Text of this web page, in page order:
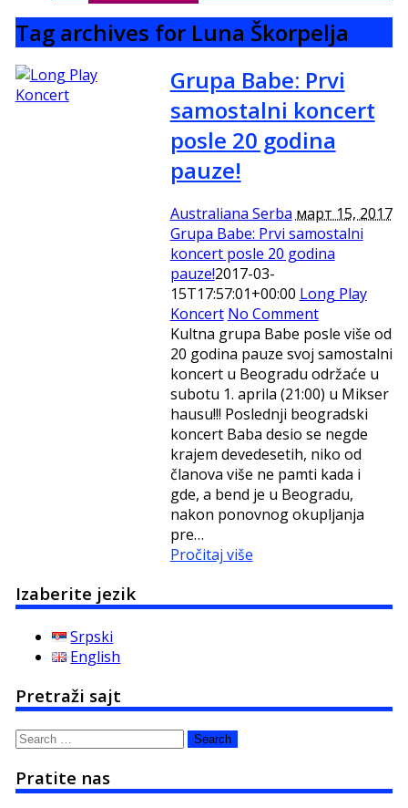
Tag archives for Luna Škorpelja
Grupa Babe: Prvi
samostalni koncert
posle 20 godina
pauze!
Australiana Serba март 15, 2017
Grupa Babe: Prvi samostalni
koncert posle 20 godina
pauze!2017-03-
15T17:57:01+00:00 Long Play
Koncert No Comment
Kultna grupa Babe posle više od
20 godina pauze svoj samostalni
koncert u Beogradu održaće u
subotu 1. aprila (21:00) u Mikser
hausu!!! Poslednji beogradski
koncert Baba desio se negde
krajem devedesetih, niko od
članova više ne pamti kada i
gde, a bend je u Beogradu,
nakon ponovnog okupljanja
pre…
Pročitaj više
Izaberite jezik
Srpski
English
Pretraži sajt
Search
Pratite nas